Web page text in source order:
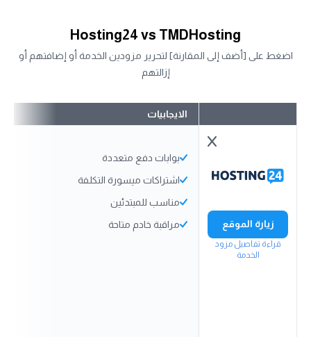
Hosting24 vs TMDHosting
اضغط على [أضف إلى المقارنة] لتحرير مزودين الخدمة أو إضافتهم أو
إزالتهم
زيارة الموقع
قراءة تفاصيل مزود
الخدمة
الايجابيات
بوابات دفع متعددة
اشتراكات ميسورة التكلفة
مناسب للمبتدئين
مراقبة خادم متاحة